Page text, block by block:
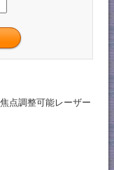
点調整可能レーザー